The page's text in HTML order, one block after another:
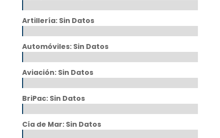
Artillería: Sin Datos
Automóviles: Sin Datos
Aviación: Sin Datos
BriPac: Sin Datos
Cía de Mar: Sin Datos